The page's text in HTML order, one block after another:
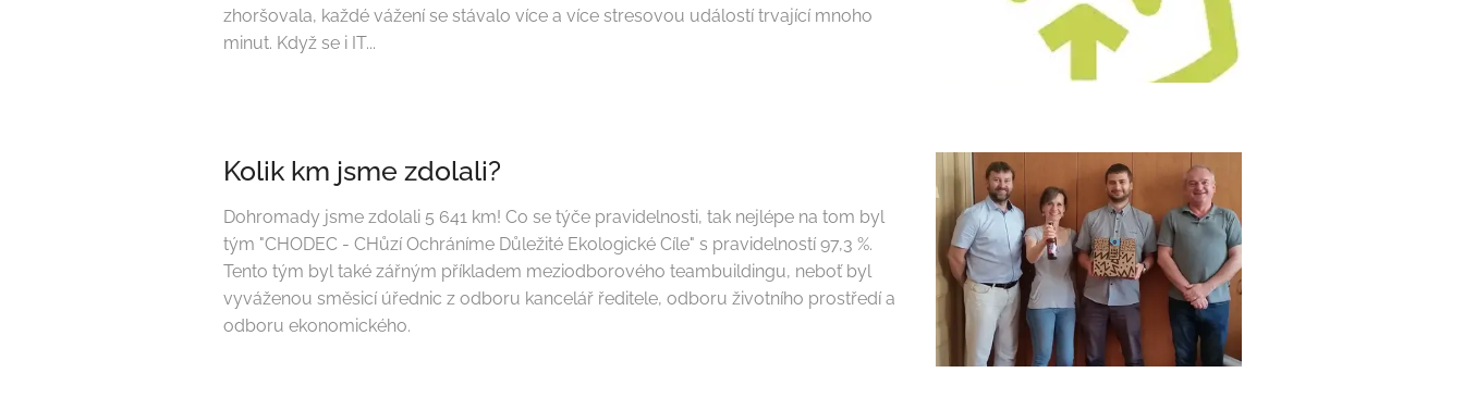
zhoršovala, každé vážení se stávalo více a více stresovou událostí trvající mnoho
minut. Když se i IT...
Kolik km jsme zdolali?
Dohromady jsme zdolali 5 641 km! Co se týče pravidelnosti, tak nejlépe na tom byl
tým "CHODEC - CHůzí Ochráníme Důležité Ekologické Cíle" s pravidelností 97,3 %.
Tento tým byl také zářným příkladem meziodborového teambuildingu, neboť byl
vyváženou směsicí úřednic z odboru kancelář ředitele, odboru životního prostředí a
odboru ekonomického.